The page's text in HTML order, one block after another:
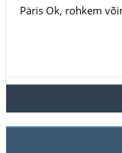
Päris Ok, rohkem